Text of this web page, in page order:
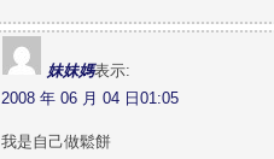
妹妹媽表示:
2008 年 06 月 04 日01:05
我是自己做鬆餅